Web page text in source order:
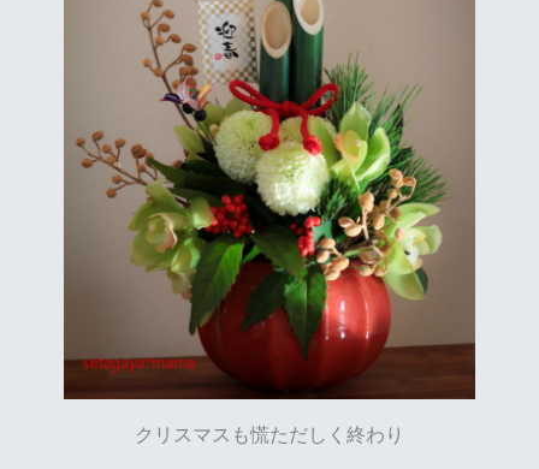
クリスマスも慌ただしく終わり